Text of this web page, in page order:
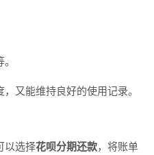
又能维持良好的使用记录。
以选择花呗分期还款，将账单